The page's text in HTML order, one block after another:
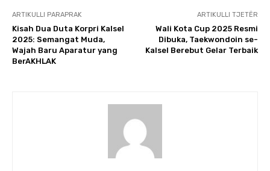
ARTIKULLI PARAPRAK
Kisah Dua Duta Korpri Kalsel
2025: Semangat Muda,
Wajah Baru Aparatur yang
BerAKHLAK
ARTIKULLI TJETËR
Wali Kota Cup 2025 Resmi
Dibuka, Taekwondoin se-
Kalsel Berebut Gelar Terbaik